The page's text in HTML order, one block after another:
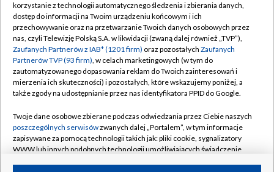
TVP
Abonament TVP
Emisja w TVP
Centrum informacji TVP
Naziemna Telewizja Cyfrowa
Rada Programowa
System NOS
Informacje o nadawcy
Regulamin TVP
Polityka prywatności
Moje zgody
Pomoc
Kontakt
Kanały
korzystanie z technologii automatycznego śledzenia i zbierania danych,
dostęp do informacji na Twoim urządzeniu końcowym i ich
przechowywanie oraz na przetwarzanie Twoich danych osobowych przez
nas, czyli Telewizję Polską S.A. w likwidacji (zwaną dalej również „TVP”),
Zaufanych Partnerów z IAB* (1201 firm) oraz pozostałych Zaufanych
Partnerów TVP (93 firm), w celach marketingowych (w tym do
zautomatyzowanego dopasowania reklam do Twoich zainteresowań i
mierzenia ich skuteczności) i pozostałych, które wskazujemy poniżej, a
także zgody na udostępnianie przez nas identyfikatora PPID do Google.
Twoje dane osobowe zbierane podczas odwiedzania przez Ciebie naszych
poszczególnych serwisówzwanych dalej „Portalem”, w tym informacje
zapisywane za pomocą technologii takich jak: pliki cookie, sygnalizatory
WWW lub innych podobnych technologii umożliwiających świadczenie